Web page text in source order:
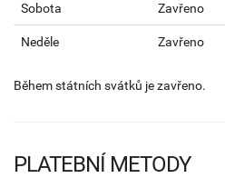
Sobota Zavřeno
Neděle Zavřeno
Během státních svátků je zavřeno.
PLATEBNÍ METODY